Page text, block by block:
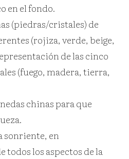
en el fondo.
(piedras/cristales) de
(rojiza, verde, beige,
de las cinco
(fuego, madera, tierra,
chinas para que
sonriente, en
todos los aspectos de la